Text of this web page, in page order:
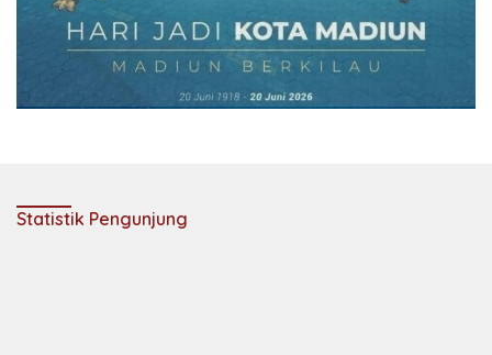
Statistik Pengunjung